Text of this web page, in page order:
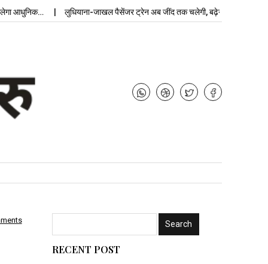
लुधियाना-जाखल पैसेंजर ट्रेन अब जींद तक चलेगी, बढ़ेगी…
RECENT POST